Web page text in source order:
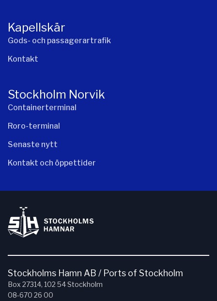
Kapellskär
Gods- och passagerartrafik
Kontakt
Stockholm Norvik
Containerterminal
Roro-terminal
Senaste nytt
Kontakt och öppettider
Stockholms Hamn AB / Ports of Stockholm
Box 27314, 102 54 Stockholm
08-670 26 00